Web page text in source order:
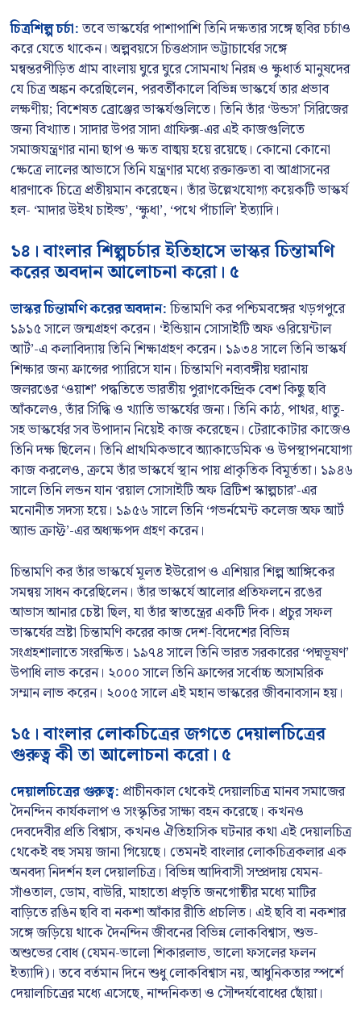
চিত্রশিল্প চর্চা:তবে ভাস্কর্যের পাশাপাশি তিনি দক্ষতার সঙ্গে ছবির চর্চাও
করে যেতে থাকেন। অল্পবয়সে চিত্তপ্রসাদ ভট্টাচার্যের সঙ্গে
মন্বন্তরপীড়িত গ্রাম বাংলায় ঘুরে ঘুরে সোমনাথ নিরন্ন ও ক্ষুধার্ত মানুষদের
যে চিত্র অঙ্কন করেছিলেন, পরবর্তীকালে বিভিন্ন ভাস্কর্যে তার প্রভাব
লক্ষণীয়; বিশেষত ব্রোঞ্জের ভাস্কর্যগুলিতে। তিনি তাঁর ‘উন্ডস’ সিরিজের
জন্য বিখ্যাত। সাদার উপর সাদা গ্রাফিক্স-এর এই কাজগুলিতে
সমাজযন্ত্রণার নানা ছাপ ও ক্ষত বাঙ্ময় হয়ে রয়েছে। কোনো কোনো
ক্ষেত্রে লালের আভাসে তিনি যন্ত্রণার মধ্যে রক্তাক্ততা বা আগ্রাসনের
ধারণাকে চিত্রে প্রতীয়মান করেছেন। তাঁর উল্লেখযোগ্য কয়েকটি ভাস্কর্য
হল- ‘মাদার উইথ চাইল্ড’, ‘ক্ষুধা’, ‘পথে পাঁচালি’ ইত্যাদি।
১৪। বাংলার শিল্পচর্চার ইতিহাসে ভাস্কর চিন্তামণি
করের অবদান আলোচনা করো। ৫
ভাস্কর চিন্তামণি করের অবদান:চিন্তামণি কর পশ্চিমবঙ্গের খড়গপুরে
১৯১৫ সালে জন্মগ্রহণ করেন। ‘ইন্ডিয়ান সোসাইটি অফ ওরিয়েন্টাল
আর্ট’-এ কলাবিদ্যায় তিনি শিক্ষাগ্রহণ করেন। ১৯৩৪ সালে তিনি ভাস্কর্য
শিক্ষার জন্য ফ্রান্সের প্যারিসে যান। চিন্তামণি নব্যবঙ্গীয় ঘরানায়
জলরঙের ‘ওয়াশ’ পদ্ধতিতে ভারতীয় পুরাণকেন্দ্রিক বেশ কিছু ছবি
আঁকলেও, তাঁর সিদ্ধি ও খ্যাতি ভাস্কর্যের জন্য। তিনি কাঠ, পাথর, ধাতু-
সহ ভাস্কর্যের সব উপাদান নিয়েই কাজ করেছেন। টেরাকোটার কাজেও
তিনি দক্ষ ছিলেন। তিনি প্রাথমিকভাবে অ্যাকাডেমিক ও উপস্থাপনযোগ্য
কাজ করলেও, ক্রমে তাঁর ভাস্কর্যে স্থান পায় প্রাকৃতিক বিমূর্ততা। ১৯৪৬
সালে তিনি লন্ডন যান ‘রয়াল সোসাইটি অফ ব্রিটিশ স্কাল্পচার’-এর
মনোনীত সদস্য হয়ে। ১৯৫৬ সালে তিনি ‘গভর্নমেন্ট কলেজ অফ আর্ট
অ্যান্ড ক্রাফ্ট’-এর অধ্যক্ষপদ গ্রহণ করেন।
চিন্তামণি কর তাঁর ভাস্কর্যে মূলত ইউরোপ ও এশিয়ার শিল্প আঙ্গিকের
সমন্বয় সাধন করেছিলেন। তাঁর ভাস্কর্যে আলোর প্রতিফলনে রঙের
আভাস আনার চেষ্টা ছিল, যা তাঁর স্বাতন্ত্রের একটি দিক। প্রচুর সফল
ভাস্কর্যের স্রষ্টা চিন্তামণি করের কাজ দেশ-বিদেশের বিভিন্ন
সংগ্রহশালাতে সংরক্ষিত। ১৯৭৪ সালে তিনি ভারত সরকারের ‘পদ্মভূষণ’
উপাধি লাভ করেন। ২০০০ সালে তিনি ফ্রান্সের সর্বোচ্চ অসামরিক
সম্মান লাভ করেন। ২০০৫ সালে এই মহান ভাস্করের জীবনাবসান হয়।
১৫। বাংলার লোকচিত্রের জগতে দেয়ালচিত্রের
গুরুত্ব কী তা আলোচনা করো। ৫
দেয়ালচিত্রের গুরুত্ব:প্রাচীনকাল থেকেই দেয়ালচিত্র মানব সমাজের
দৈনন্দিন কার্যকলাপ ও সংস্কৃতির সাক্ষ্য বহন করেছে। কখনও
দেবদেবীর প্রতি বিশ্বাস, কখনও ঐতিহাসিক ঘটনার কথা এই দেয়ালচিত্র
থেকেই বহু সময় জানা গিয়েছে। তেমনই বাংলার লোকচিত্রকলার এক
অনবদ্য নিদর্শন হল দেয়ালচিত্র। বিভিন্ন আদিবাসী সম্প্রদায় যেমন-
সাঁওতাল, ডোম, বাউরি, মাহাতো প্রভৃতি জনগোষ্ঠীর মধ্যে মাটির
বাড়িতে রঙিন ছবি বা নকশা আঁকার রীতি প্রচলিত। এই ছবি বা নকশার
সঙ্গে জড়িয়ে থাকে দৈনন্দিন জীবনের বিভিন্ন লোকবিশ্বাস, শুভ-
অশুভের বোধ (যেমন-ভালো শিকারলাভ, ভালো ফসলের ফলন
ইত্যাদি)। তবে বর্তমান দিনে শুধু লোকবিশ্বাস নয়, আধুনিকতার স্পর্শে
দেয়ালচিত্রের মধ্যে এসেছে, নান্দনিকতা ও সৌন্দর্যবোধের ছোঁয়া।